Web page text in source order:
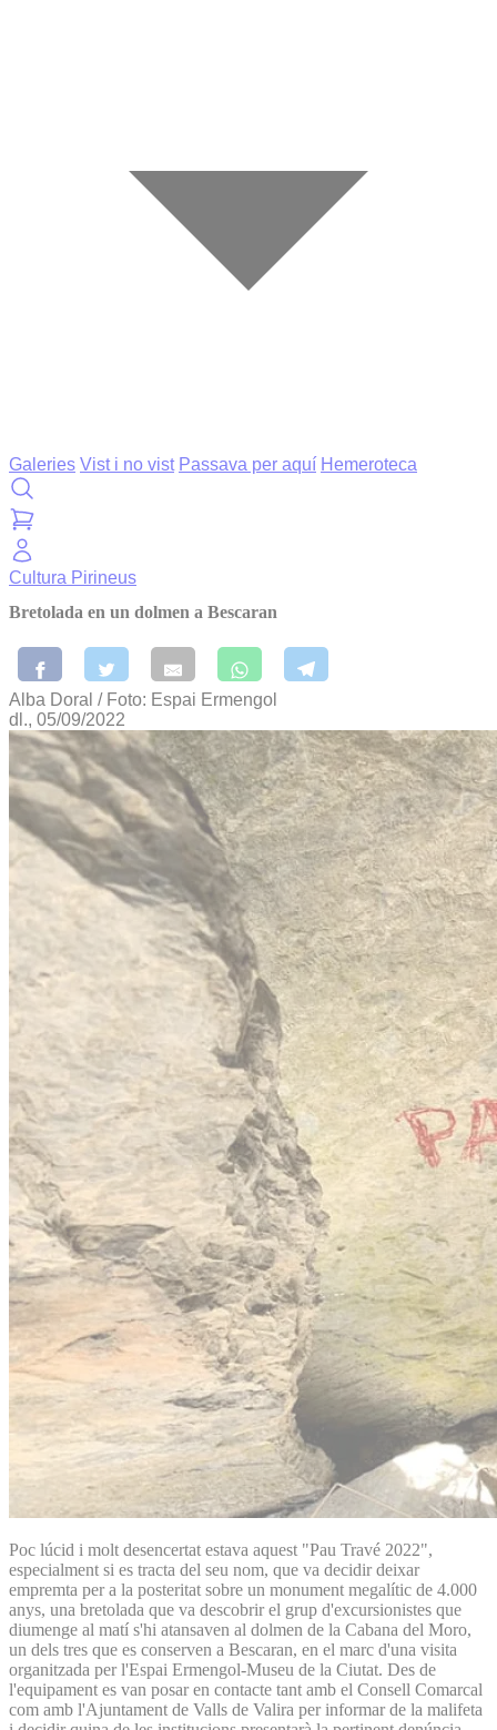
Galeries Vist i no vist Passava per aquí Hemeroteca
Cultura Pirineus
Bretolada en un dolmen a Bescaran
Alba Doral / Foto: Espai Ermengol
dl., 05/09/2022
Poc lúcid i molt desencertat estava aquest "Pau Travé 2022",
especialment si es tracta del seu nom, que va decidir deixar
empremta per a la posteritat sobre un monument megalític de 4.000
anys, una bretolada que va descobrir el grup d'excursionistes que
diumenge al matí s'hi atansaven al dolmen de la Cabana del Moro,
un dels tres que es conserven a Bescaran, en el marc d'una visita
organitzada per l'Espai Ermengol-Museu de la Ciutat. Des de
l'equipament es van posar en contacte tant amb el Consell Comarcal
com amb l'Ajuntament de Valls de Valira per informar de la malifeta